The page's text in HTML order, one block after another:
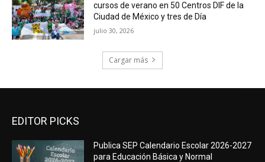
cursos de verano en 50 Centros DIF de la
Ciudad de México y tres de Día
julio 30, 2026
Cargar más
EDITOR PICKS
Publica SEP Calendario Escolar 2026-2027
para Educación Básica y Normal